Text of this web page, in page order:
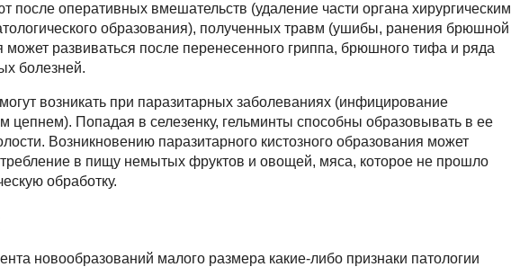
после оперативных вмешательств (удаление части органа хирургическим
образования), полученных травм (ушибы, ранения брюшной
может развиваться после перенесенного гриппа, брюшного тифа и ряда
болезней.
возникать при паразитарных заболеваниях (инфицирование
цепнем). Попадая в селезенку, гельминты способны образовывать в ее
Возникновению паразитарного кистозного образования может
в пищу немытых фруктов и овощей, мяса, которое не прошло
обработку.
новообразований малого размера какие-либо признаки патологии